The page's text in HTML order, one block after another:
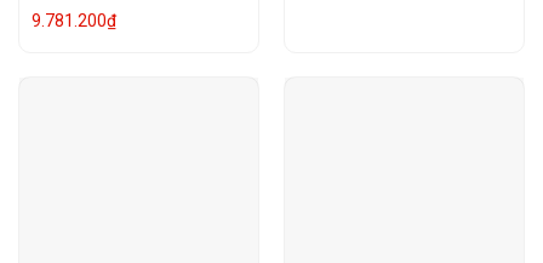
9.781.200₫